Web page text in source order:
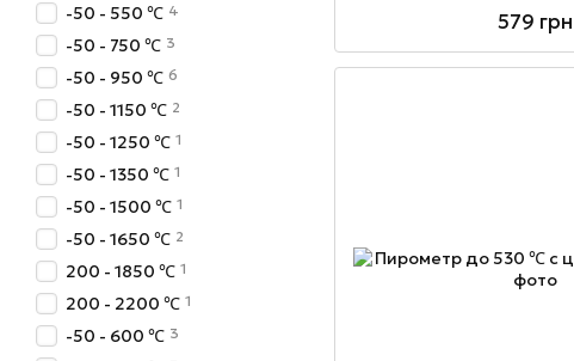
579 грн
-50 - 550 ℃ 4
-50 - 750 ℃ 3
-50 - 950 ℃ 6
-50 - 1150 ℃ 2
-50 - 1250 ℃ 1
-50 - 1350 ℃ 1
-50 - 1500 ℃ 1
-50 - 1650 ℃ 2
200 - 1850 ℃ 1
200 - 2200 ℃ 1
-50 - 600 ℃ 3